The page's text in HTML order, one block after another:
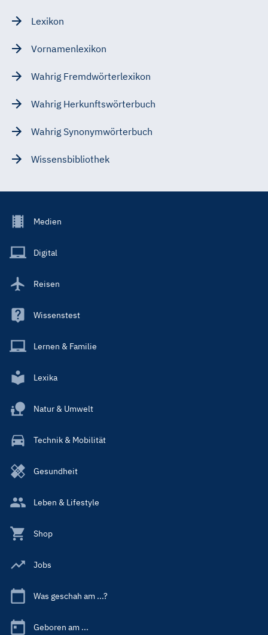
Lexikon
Vornamenlexikon
Wahrig Fremdwörterlexikon
Wahrig Herkunftswörterbuch
Wahrig Synonymwörterbuch
Wissensbibliothek
Footer
Main
Medien
Digital
Reisen
Wissenstest
Lernen & Familie
Lexika
Natur & Umwelt
Technik & Mobilität
Gesundheit
Leben & Lifestyle
Shop
Jobs
Was geschah am ...?
Geboren am ...